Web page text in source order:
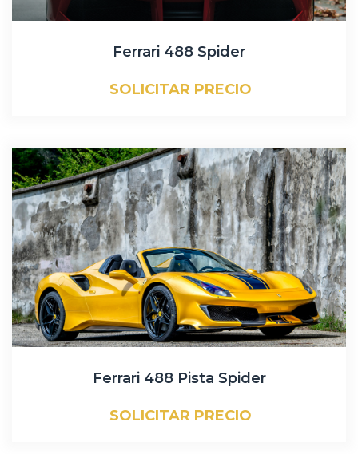
Ferrari 488 Spider
SOLICITAR PRECIO
Ferrari 488 Pista Spider
SOLICITAR PRECIO